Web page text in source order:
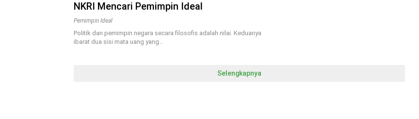
NKRI Mencari Pemimpin Ideal
Pemimpin Ideal
Politik dan pemimpin negara secara filosofis adalah nilai. Keduanya
ibarat dua sisi mata uang yang…
Selengkapnya